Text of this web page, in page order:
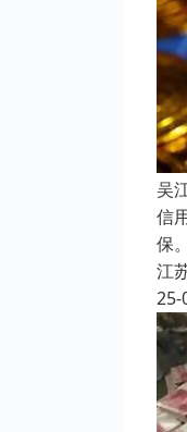
吴
信
保
江
25-